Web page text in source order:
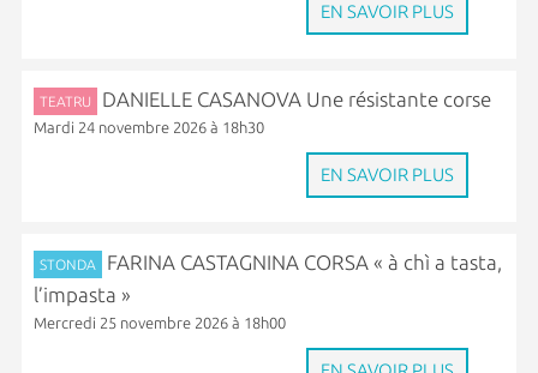
EN SAVOIR PLUS
TEATRU DANIELLE CASANOVA Une résistante corse
Mardi 24 novembre 2026 à 18h30
EN SAVOIR PLUS
STONDA
FARINA CASTAGNINA CORSA « à chì a tasta,
l’impasta »
Mercredi 25 novembre 2026 à 18h00